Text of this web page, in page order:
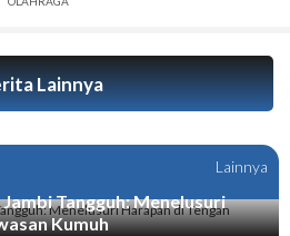
Lainnya
Lainnya
Tangguh: Menelusuri
Kumuh